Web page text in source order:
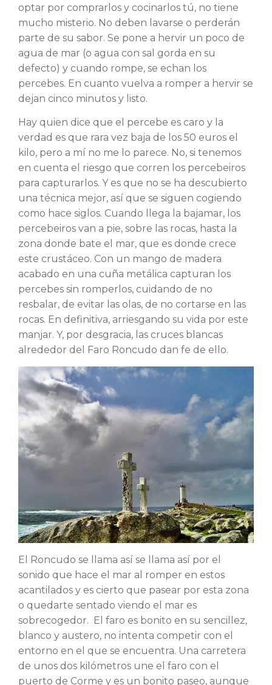
optar por comprarlos y cocinarlos tú, no tiene
mucho misterio. No deben lavarse o perderán
parte de su sabor. Se pone a hervir un poco de
agua de mar (o agua con sal gorda en su
defecto) y cuando rompe, se echan los
percebes. En cuanto vuelva a romper a hervir se
dejan cinco minutos y listo.
Hay quien dice que el percebe es caro y la
verdad es que rara vez baja de los 50 euros el
kilo, pero a mí no me lo parece. No, si tenemos
en cuenta el riesgo que corren los percebeiros
para capturarlos. Y es que no se ha descubierto
una técnica mejor, así que se siguen cogiendo
como hace siglos. Cuando llega la bajamar, los
percebeiros van a pie, sobre las rocas, hasta la
zona donde bate el mar, que es donde crece
este crustáceo. Con un mango de madera
acabado en una cuña metálica capturan los
percebes sin romperlos, cuidando de no
resbalar, de evitar las olas, de no cortarse en las
rocas. En definitiva, arriesgando su vida por este
manjar. Y, por desgracia, las cruces blancas
alrededor del Faro Roncudo dan fe de ello.
El Roncudo se llama así se llama así por el
sonido que hace el mar al romper en estos
acantilados y es cierto que pasear por esta zona
o quedarte sentado viendo el mar es
sobrecogedor. El faro es bonito en su sencillez,
blanco y austero, no intenta competir con el
entorno en el que se encuentra. Una carretera
de unos dos kilómetros une el faro con el
puerto de Corme y es un bonito paseo, aunque